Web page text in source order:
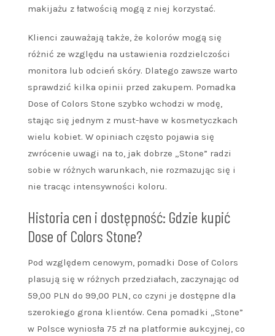
makijażu z łatwością mogą z niej korzystać.
Klienci zauważają także, że kolorów mogą się
różnić ze względu na ustawienia rozdzielczości
monitora lub odcień skóry. Dlatego zawsze warto
sprawdzić kilka opinii przed zakupem. Pomadka
Dose of Colors Stone szybko wchodzi w modę,
stając się jednym z must-have w kosmetyczkach
wielu kobiet. W opiniach często pojawia się
zwrócenie uwagi na to, jak dobrze „Stone” radzi
sobie w różnych warunkach, nie rozmazując się i
nie tracąc intensywności koloru.
Historia cen i dostępność: Gdzie kupić
Dose of Colors Stone?
Pod względem cenowym, pomadki Dose of Colors
plasują się w różnych przedziałach, zaczynając od
59,00 PLN do 99,00 PLN, co czyni je dostępne dla
szerokiego grona klientów. Cena pomadki „Stone”
w Polsce wyniosła 75 zł na platformie aukcyjnej, co